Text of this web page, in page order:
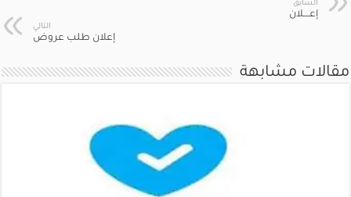
السابق
إعــــلان
التالي
إعلان طلب عروض
مقالات مشابهة